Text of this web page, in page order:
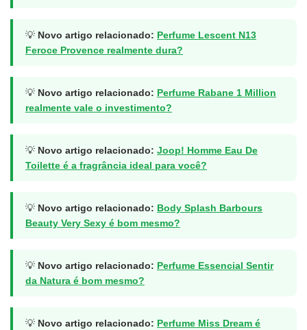
💡 Novo artigo relacionado: Perfume Lescent N13
Feroce Provence realmente dura?
💡 Novo artigo relacionado: Perfume Rabane 1 Million
realmente vale o investimento?
💡 Novo artigo relacionado: Joop! Homme Eau De
Toilette é a fragrância ideal para você?
💡 Novo artigo relacionado: Body Splash Barbours
Beauty Very Sexy é bom mesmo?
💡 Novo artigo relacionado: Perfume Essencial Sentir
da Natura é bom mesmo?
💡 Novo artigo relacionado: Perfume Miss Dream é